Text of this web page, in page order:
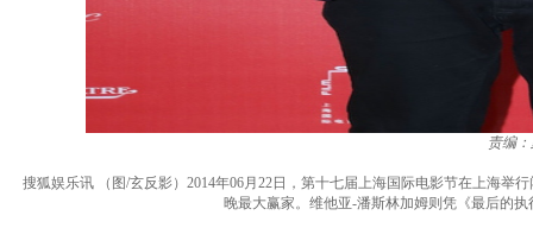
责编
搜狐娱乐讯 （图/玄反影）2014年06月22日，第十七届上海国际电影节在上海
晚最大赢家。维他亚-潘斯林加姆则凭《最后的